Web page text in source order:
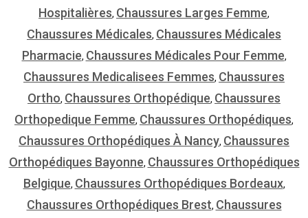
Hospitalières, Chaussures Larges Femme,
Chaussures Médicales, Chaussures Médicales
Pharmacie, Chaussures Médicales Pour Femme,
Chaussures Medicalisees Femmes, Chaussures
Ortho, Chaussures Orthopédique, Chaussures
Orthopedique Femme, Chaussures Orthopédiques,
Chaussures Orthopédiques À Nancy, Chaussures
Orthopédiques Bayonne, Chaussures Orthopédiques
Belgique, Chaussures Orthopédiques Bordeaux,
Chaussures Orthopédiques Brest, Chaussures